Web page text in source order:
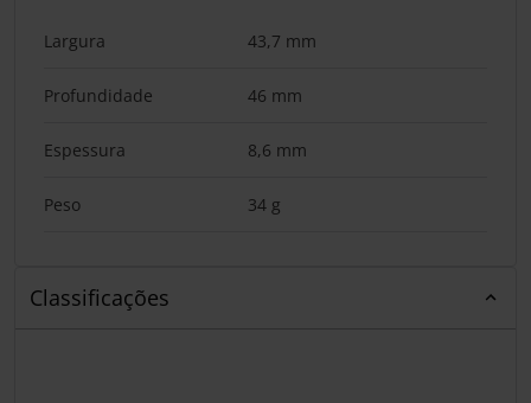
Largura 43,7 mm
Profundidade 46 mm
Espessura 8,6 mm
Peso 34 g
Classificações